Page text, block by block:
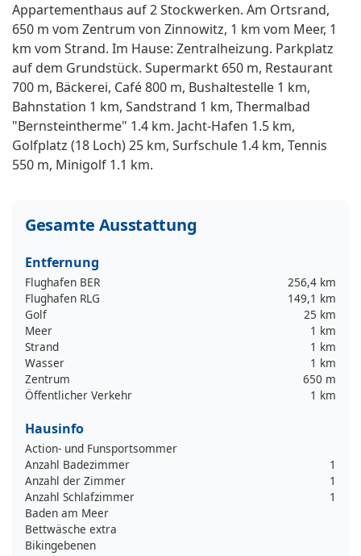
Appartementhaus auf 2 Stockwerken. Am Ortsrand,
650 m vom Zentrum von Zinnowitz, 1 km vom Meer, 1
km vom Strand. Im Hause: Zentralheizung. Parkplatz
auf dem Grundstück. Supermarkt 650 m, Restaurant
700 m, Bäckerei, Café 800 m, Bushaltestelle 1 km,
Bahnstation 1 km, Sandstrand 1 km, Thermalbad
"Bernsteintherme" 1.4 km. Jacht-Hafen 1.5 km,
Golfplatz (18 Loch) 25 km, Surfschule 1.4 km, Tennis
550 m, Minigolf 1.1 km.
Gesamte Ausstattung
Entfernung
Flughafen BER
256,4 km
Flughafen RLG
149,1 km
Golf
25 km
Meer
1 km
Strand
1 km
Wasser
1 km
Zentrum
650 m
Öffentlicher Verkehr
1 km
Hausinfo
Action- und Funsportsommer
Anzahl Badezimmer
1
Anzahl der Zimmer
1
Anzahl Schlafzimmer
1
Baden am Meer
Bettwäsche extra
Bikingebenen